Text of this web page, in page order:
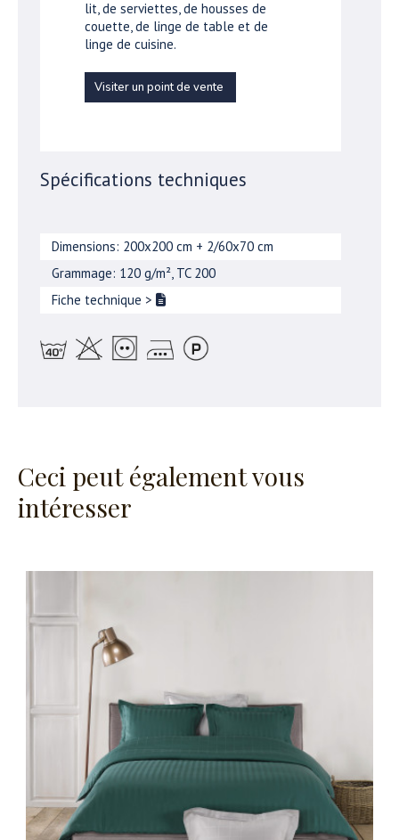
lit, de serviettes, de housses de
couette, de linge de table et de
linge de cuisine.
Visiter un point de vente
Spécifications techniques
Dimensions: 200x200 cm + 2/60x70 cm
Grammage: 120 g/m², TC 200
Fiche technique >
Ceci peut également vous
intéresser